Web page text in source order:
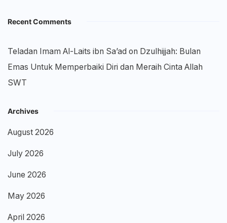
Recent Comments
Teladan Imam Al-Laits ibn Sa’ad on Dzulhijjah: Bulan
Emas Untuk Memperbaiki Diri dan Meraih Cinta Allah
SWT
Archives
August 2026
July 2026
June 2026
May 2026
April 2026